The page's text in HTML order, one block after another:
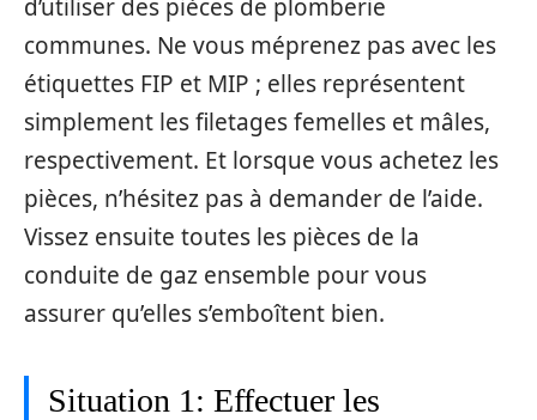
d’utiliser des pièces de plomberie
communes. Ne vous méprenez pas avec les
étiquettes FIP et MIP ; elles représentent
simplement les filetages femelles et mâles,
respectivement. Et lorsque vous achetez les
pièces, n’hésitez pas à demander de l’aide.
Vissez ensuite toutes les pièces de la
conduite de gaz ensemble pour vous
assurer qu’elles s’emboîtent bien.
Situation 1: Effectuer les